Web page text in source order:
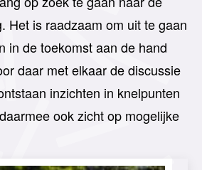
Het is raadzaam om uit te gaan
in de toekomst aan de hand
daar met elkaar de discussie
inzichten in knelpunten
ook zicht op mogelijke